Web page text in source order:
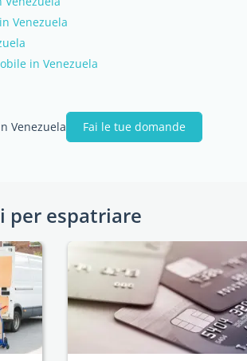
Venezuela
in Venezuela
Venezuela Fai le tue domande
per espatriare